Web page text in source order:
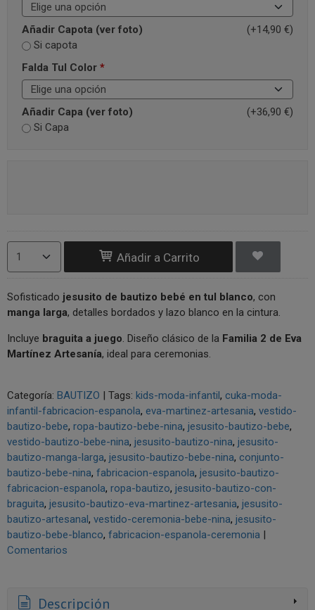
Añadir Capota (ver foto)
(+14,90 €)
Si capota
Falda Tul Color *
Añadir Capa (ver foto)
(+36,90 €)
Si Capa
Añadir a Carrito
Sofisticado jesusito de bautizo bebé en tul blanco, con
manga larga, detalles bordados y lazo blanco en la cintura.
Incluye braguita a juego . Diseño clásico de la Familia 2 de Eva
Martínez Artesanía, ideal para ceremonias.
Categoría: BAUTIZO | Tags: kids-moda-infantil cuka-moda-
infantil-fabricacion-espanola eva-martinez-artesania vestido-
bautizo-bebe ropa-bautizo-bebe-nina jesusito-bautizo-bebe
vestido-bautizo-bebe-nina jesusito-bautizo-nina jesusito-
bautizo-manga-larga jesusito-bautizo-bebe-nina conjunto-
bautizo-bebe-nina fabricacion-espanola jesusito-bautizo-
fabricacion-espanola ropa-bautizo jesusito-bautizo-con-
braguita jesusito-bautizo-eva-martinez-artesania jesusito-
bautizo-artesanal vestido-ceremonia-bebe-nina jesusito-
bautizo-bebe-blanco fabricacion-espanola-ceremonia |
Comentarios
Descripción